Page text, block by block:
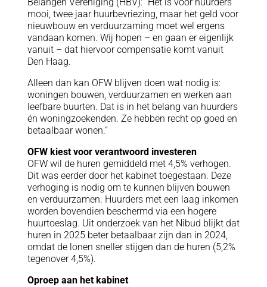
mooi, twee jaar huurbevriezing, maar het geld voor
nieuwbouw en verduurzaming moet wel ergens
vandaan komen. Wij hopen – en gaan er eigenlijk
vanuit – dat hiervoor compensatie komt vanuit
Den Haag.
Alleen dan kan OFW blijven doen wat nodig is:
woningen bouwen, verduurzamen en werken aan
leefbare buurten. Dat is in het belang van huurders
én woningzoekenden. Ze hebben recht op goed en
betaalbaar wonen.”
OFW kiest voor verantwoord investeren
OFW wil de huren gemiddeld met 4,5% verhogen.
Dit was eerder door het kabinet toegestaan. Deze
verhoging is nodig om te kunnen blijven bouwen
en verduurzamen. Huurders met een laag inkomen
worden bovendien beschermd via een hogere
huurtoeslag. Uit onderzoek van het Nibud blijkt dat
huren in 2025 beter betaalbaar zijn dan in 2024,
omdat de lonen sneller stijgen dan de huren (5,2%
tegenover 4,5%).
Oproep aan het kabinet